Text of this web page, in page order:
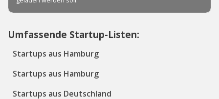
Umfassende Startup-Listen:
Startups aus Hamburg
Startups aus Hamburg
Startups aus Deutschland